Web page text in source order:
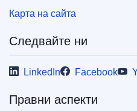
Карта на сайта
Следвайте ни
LinkedIn Facebook
Правни аспекти